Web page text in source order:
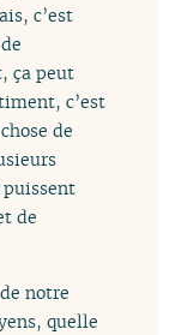
c’est
ça peut
c’est
de
de
notre
quelle